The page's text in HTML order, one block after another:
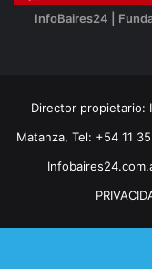
InfoBaires24 |
Director propietario:
Matanza, Tel: +54 11